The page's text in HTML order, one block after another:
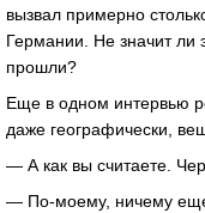
вызвал примерно
Германии. Не значит ли
прошли?
Еще в одном интервью
даже географически,
— А как вы считаете.
— По-моему, ничему еще